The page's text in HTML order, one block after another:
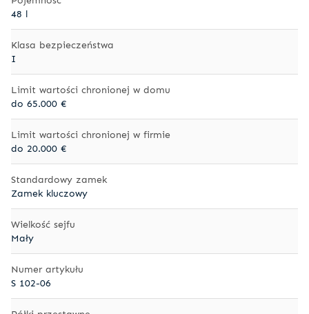
48 l
Klasa bezpieczeństwa
I
Limit wartości chronionej w domu
do 65.000 €
Limit wartości chronionej w firmie
do 20.000 €
Standardowy zamek
Zamek kluczowy
Wielkość sejfu
Mały
Numer artykułu
S 102-06